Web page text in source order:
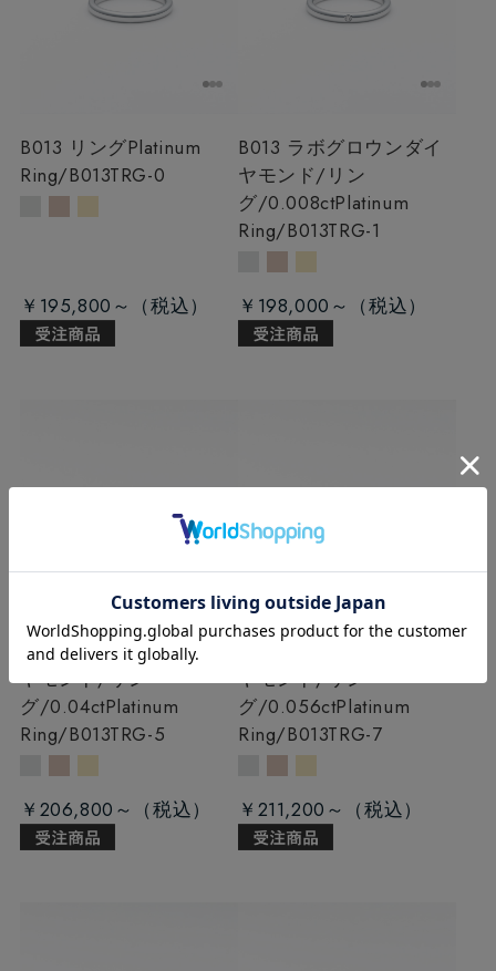
B013 リングPlatinum
Ring/B013TRG-0
￥195,800～
B013 ラボグロウンダイ
ヤモンド/リン
グ/0.008ctPlatinum
Ring/B013TRG-1
￥198,000～
B013 ラボグロウンダイ
ヤモンド/リン
グ/0.04ctPlatinum
Ring/B013TRG-5
￥206,800～
ヤモンド/リン
グ/0.056ctPlatinum
Ring/B013TRG-7
￥211,200～